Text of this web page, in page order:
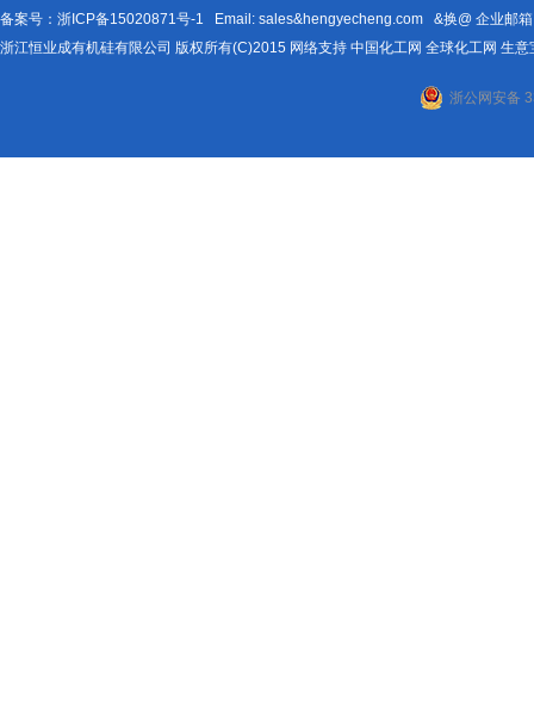
备案号： 浙ICP备15020871号-1 Email: sales&hengyecheng.com &换@ 企业邮箱
浙江恒业成有机硅有限公司 版权所有(C)2015 网络支持 中国化工网 全球化工网 生意
浙公网安备